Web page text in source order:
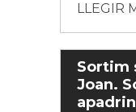
LLEGIR
Sortim
Joan.